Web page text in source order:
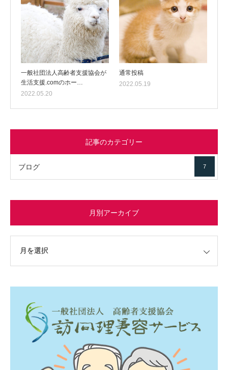
一般社団法人高齢者支援協会が
生活支援.comのホー…
2022.05.20
通常投稿
2022.05.19
記事のカテゴリー
ブログ 7
月別アーカイブ